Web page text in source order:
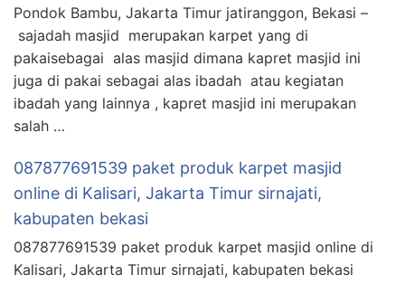
Pondok Bambu, Jakarta Timur jatiranggon, Bekasi –
sajadah masjid merupakan karpet yang di
pakaisebagai alas masjid dimana kapret masjid ini
juga di pakai sebagai alas ibadah atau kegiatan
ibadah yang lainnya , kapret masjid ini merupakan
salah …
087877691539 paket produk karpet masjid
online di Kalisari, Jakarta Timur sirnajati,
kabupaten bekasi
087877691539 paket produk karpet masjid online di
Kalisari, Jakarta Timur sirnajati, kabupaten bekasi